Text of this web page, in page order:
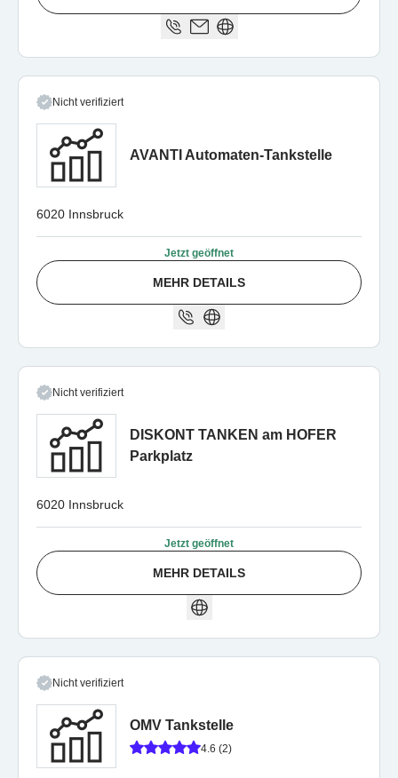
Nicht verifiziert
AVANTI Automaten-Tankstelle
6020 Innsbruck
Jetzt geöffnet
MEHR DETAILS
Nicht verifiziert
DISKONT TANKEN am HOFER
Parkplatz
6020 Innsbruck
Jetzt geöffnet
MEHR DETAILS
Nicht verifiziert
OMV Tankstelle
4.6 (2)